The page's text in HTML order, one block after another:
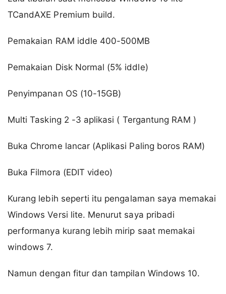
TCandAXE Premium build.
Pemakaian RAM iddle 400-500MB
Pemakaian Disk Normal (5% iddle)
Penyimpanan OS (10-15GB)
Multi Tasking 2 -3 aplikasi ( Tergantung RAM )
Buka Chrome lancar (Aplikasi Paling boros RAM)
Buka Filmora (EDIT video)
Kurang lebih seperti itu pengalaman saya memakai
Windows Versi lite. Menurut saya pribadi
performanya kurang lebih mirip saat memakai
windows 7.
Namun dengan fitur dan tampilan Windows 10.